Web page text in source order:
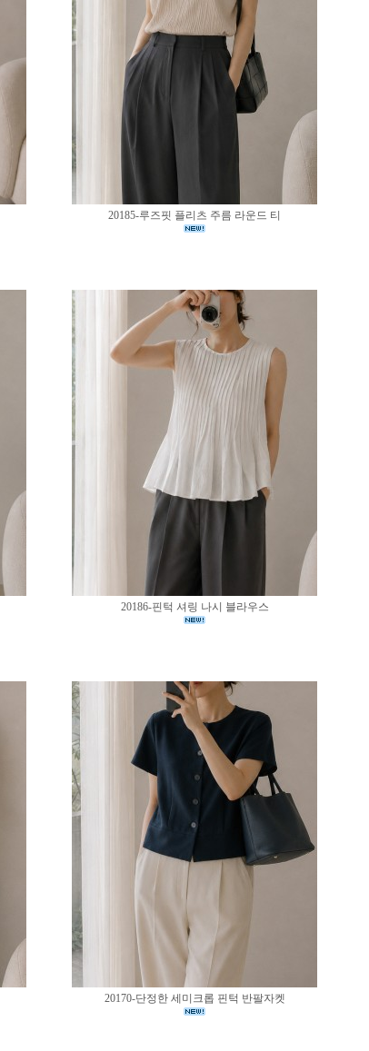
20185-루즈핏 플리츠 주름 라운드 티
20186-핀턱 셔링 나시 블라우스
20170-단정한 세미크롭 핀턱 반팔자켓